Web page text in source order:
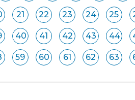
21 22 23 24 25
40 41 42 43 44
59 60 61 62 63